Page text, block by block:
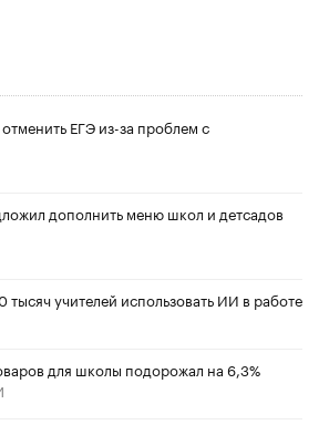
ЕГЭ из-за проблем с
дополнить меню школ и детсадов
тысяч учителей использовать ИИ в работе
для школы подорожал на 6,3%